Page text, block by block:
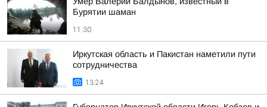
Бурятии шаман
11:30
Иркутская область и Пакистан наметили пути
сотрудничества
13:24